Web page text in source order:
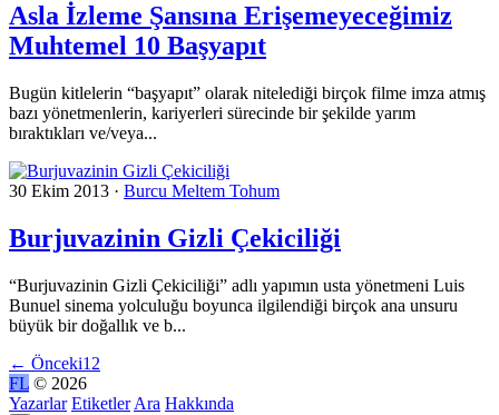
Asla İzleme Şansına Erişemeyeceğimiz
Muhtemel 10 Başyapıt
Bugün kitlelerin “başyapıt” olarak nitelediği birçok filme imza atmış
bazı yönetmenlerin, kariyerleri sürecinde bir şekilde yarım
bıraktıkları ve/veya...
30 Ekim 2013 · Burcu Meltem Tohum
Burjuvazinin Gizli Çekiciliği
“Burjuvazinin Gizli Çekiciliği” adlı yapımın usta yönetmeni Luis
Bunuel sinema yolculuğu boyunca ilgilendiği birçok ana unsuru
büyük bir doğallık ve b...
← Önceki1 2
FL © 2026
Yazarlar Etiketler Ara Hakkında